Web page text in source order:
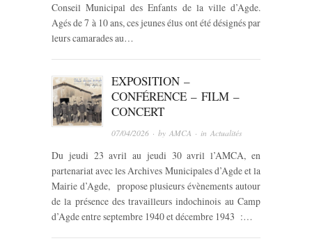
Conseil Municipal des Enfants de la ville d’Agde.
Agés de 7 à 10 ans, ces jeunes élus ont été désignés par
leurs camarades au…
EXPOSITION –
CONFÉRENCE – FILM –
CONCERT
07/04/2026 · byAMCA · inActualités
Du jeudi 23 avril au jeudi 30 avril l’AMCA, en
partenariat avec les Archives Municipales d’Agde et la
Mairie d’Agde, propose plusieurs évènements autour
de la présence des travailleurs indochinois au Camp
d’Agde entre septembre 1940 et décembre 1943 :…